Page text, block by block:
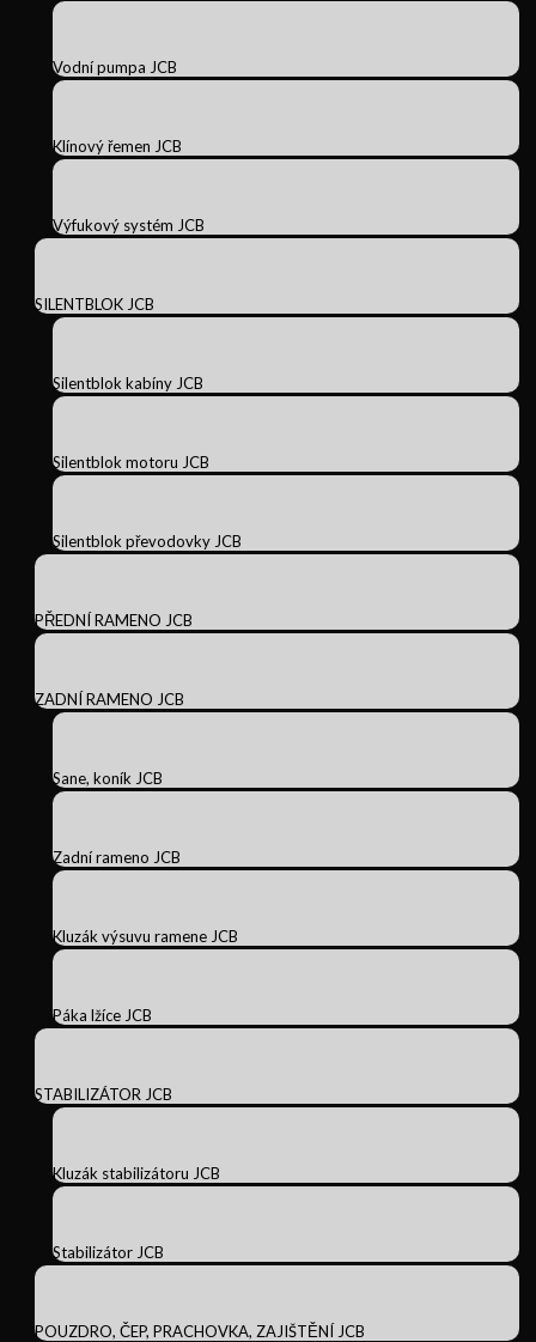
Vodní pumpa JCB
Klínový řemen JCB
Výfukový systém JCB
SILENTBLOK JCB
Silentblok kabíny JCB
Silentblok motoru JCB
Silentblok převodovky JCB
PŘEDNÍ RAMENO JCB
ZADNÍ RAMENO JCB
Sane, koník JCB
Zadní rameno JCB
Kluzák výsuvu ramene JCB
Páka lžíce JCB
STABILIZÁTOR JCB
Kluzák stabilizátoru JCB
Stabilizátor JCB
POUZDRO, ČEP, PRACHOVKA, ZAJIŠTĚNÍ JCB